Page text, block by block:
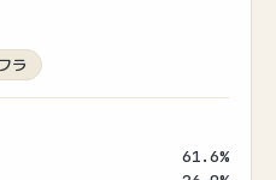
ラ
61.6%